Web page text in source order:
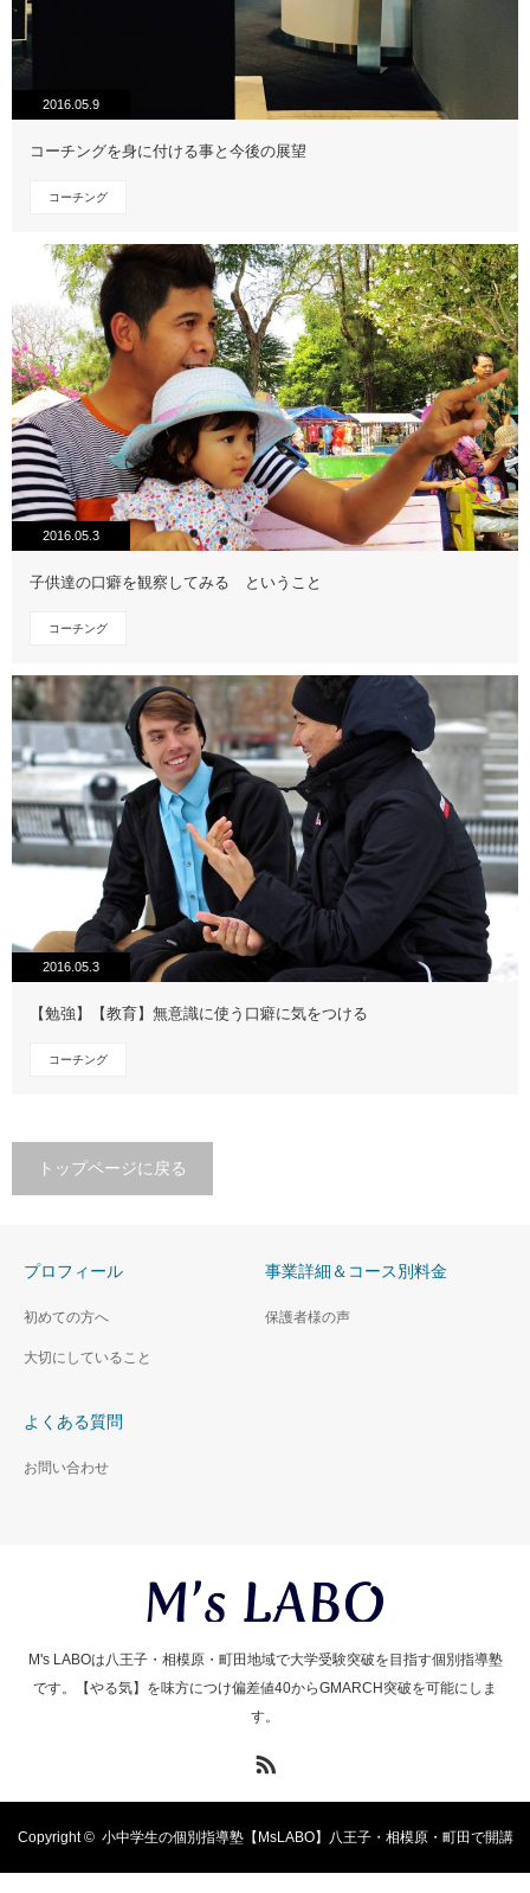
2016.05.9
コーチングを身に付ける事と今後の展望
コーチング
2016.05.3
子供達の口癖を観察してみる ということ
コーチング
2016.05.3
【勉強】【教育】無意識に使う口癖に気をつける
コーチング
トップページに戻る
プロフィール
初めての方へ
大切にしていること
事業詳細＆コース別料金
保護者様の声
よくある質問
お問い合わせ
M's LABOは八王子・相模原・町田地域で大学受験突破を目指す個別指導塾
です。【やる気】を味方につけ偏差値40からGMARCH突破を可能にしま
す。
Copyright © 小中学生の個別指導塾【MsLABO】八王子・相模原・町田で開講